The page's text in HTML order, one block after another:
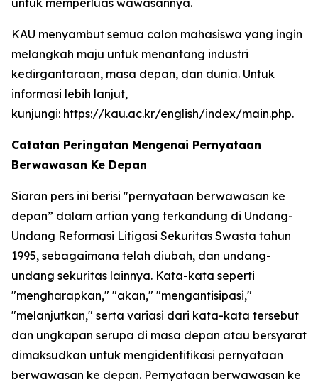
untuk memperluas wawasannya.
KAU menyambut semua calon mahasiswa yang ingin
melangkah maju untuk menantang industri
kedirgantaraan, masa depan, dan dunia. Untuk
informasi lebih lanjut,
kunjungi: https://kau.ac.kr/english/index/main.php.
Catatan Peringatan Mengenai Pernyataan
Berwawasan Ke Depan
Siaran pers ini berisi "pernyataan berwawasan ke
depan” dalam artian yang terkandung di Undang-
Undang Reformasi Litigasi Sekuritas Swasta tahun
1995, sebagaimana telah diubah, dan undang-
undang sekuritas lainnya. Kata-kata seperti
"mengharapkan," "akan," "mengantisipasi,"
"melanjutkan," serta variasi dari kata-kata tersebut
dan ungkapan serupa di masa depan atau bersyarat
dimaksudkan untuk mengidentifikasi pernyataan
berwawasan ke depan. Pernyataan berwawasan ke